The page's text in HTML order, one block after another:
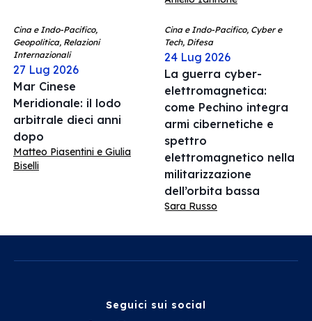
Cina e Indo-Pacifico,
Geopolitica, Relazioni
Internazionali
27 Lug 2026
Mar Cinese
Meridionale: il lodo
arbitrale dieci anni
dopo
Matteo Piasentini e Giulia
Biselli
Cina e Indo-Pacifico, Cyber e
Tech, Difesa
24 Lug 2026
La guerra cyber-
elettromagnetica:
come Pechino integra
armi cibernetiche e
spettro
elettromagnetico nella
militarizzazione
dell’orbita bassa
Sara Russo
Seguici sui social